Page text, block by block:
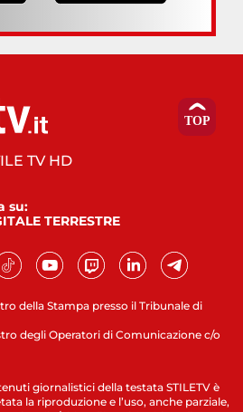
della Stampa presso il Tribunale di
degli Operatori di Comunicazione c/o
TV HD
su:
TERRESTRE
giornalistici della testata STILETV è
la riproduzione e l’uso, anche parziale,